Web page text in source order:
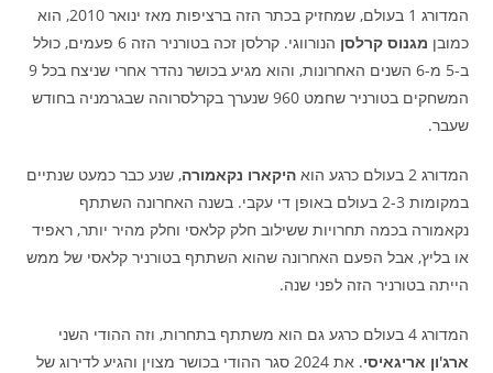
המדורג 1 בעולם, שמחזיק בכתר הזה ברציפות מאז ינואר 2010, הוא
כמובן מגנוס קרלסן
הנורווגי. קרלסן זכה בטורניר הזה 6 פעמים, כולל
ב-5 מ-6 השנים האחרונות, והוא מגיע בכושר נהדר אחרי שניצח בכל 9
המשחקים בטורניר שחמט 960 שנערך בקרלסרוהה שבגרמניה בחודש
שעבר.
המדורג 2 בעולם כרגע הוא היקארו נקאמורה, שנע כבר כמעט שנתיים
במקומות 2-3 בעולם באופן די עקבי. בשנה האחרונה השתתף
נקאמורה בכמה תחרויות ששילוב חלק קלאסי וחלק מהיר יותר, ראפיד
או בליץ, אבל הפעם האחרונה שהוא השתתף בטורניר קלאסי של ממש
הייתה בטורניר הזה לפני שנה.
המדורג 4 בעולם כרגע גם הוא משתתף בתחרות, וזה ההודי השני
ארג'ון אריגאיסי
. את 2024 סגר ההודי בכושר מצוין והגיע לדירוג של